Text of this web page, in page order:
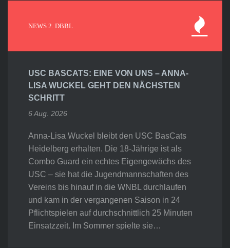
NEWS 2. DBBL
USC BASCATS: EINE VON UNS – ANNA-
LISA WUCKEL GEHT DEN NÄCHSTEN
SCHRITT
6 Aug. 2026
Anna-Lisa Wuckel bleibt den USC BasCats
Heidelberg erhalten. Die 18-Jährige ist als
Combo Guard ein echtes Eigengewächs des
USC – sie hat die Jugendmannschaften des
Vereins bis hinauf in die WNBL durchlaufen
und kam in der vergangenen Saison in 24
Pflichtspielen auf durchschnittlich 25 Minuten
Einsatzzeit. Im Sommer spielte sie…